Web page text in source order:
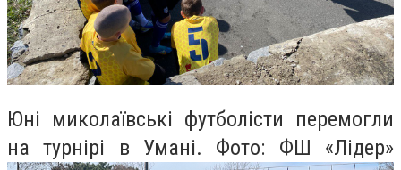
Юні миколаївські футболісти перемогли
на турнірі в Умані. Фото: ФШ «Лідер»